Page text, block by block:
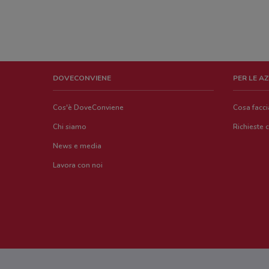
DOVECONVIENE
Cos'è DoveConviene
Chi siamo
News e media
Lavora con noi
PER LE
Cosa
Richieste